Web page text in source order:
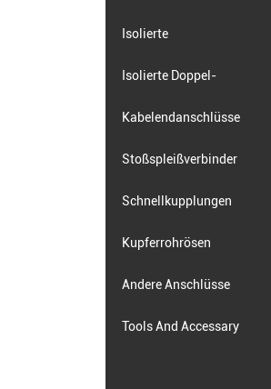
Isolierte
Einzelcrimpanschlüsse
Isolierte Doppel-
Crimpanschlüsse
Kabelendanschlüsse
Stoßspleißverbinder
Schnellkupplungen
Kupferrohrösen
Andere Anschlüsse
Tools And Accessary